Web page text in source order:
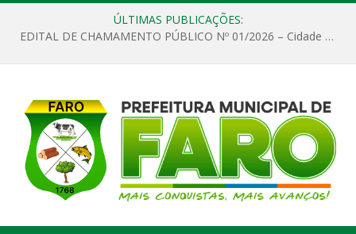
ÚLTIMAS PUBLICAÇÕES:
EDITAL DE CHAMAMENTO PÚBLICO Nº 01/2026 – Cidade de Faro